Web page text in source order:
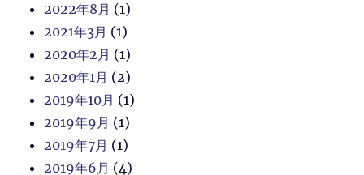
2022年8月 (1)
2021年3月 (1)
2020年2月 (1)
2020年1月 (2)
2019年10月 (1)
2019年9月 (1)
2019年7月 (1)
2019年6月 (4)